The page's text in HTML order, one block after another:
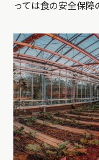
っては食の安全保障